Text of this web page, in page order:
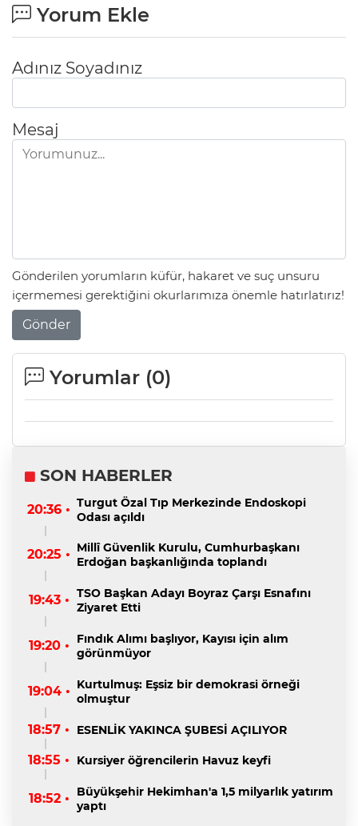
Yorum Ekle
Adınız Soyadınız
Mesaj
Gönderilen yorumların küfür, hakaret ve suç unsuru
içermemesi gerektiğini okurlarımıza önemle hatırlatırız!
Gönder
Yorumlar (0)
SON HABERLER
20:36 • Turgut Özal Tıp Merkezinde Endoskopi
Odası açıldı
20:25 • Millî Güvenlik Kurulu, Cumhurbaşkanı
Erdoğan başkanlığında toplandı
19:43 • TSO Başkan Adayı Boyraz Çarşı Esnafını
Ziyaret Etti
19:20 •
Fındık Alımı başlıyor, Kayısı için alım
görünmüyor
19:04 • Kurtulmuş: Eşsiz bir demokrasi örneği
olmuştur
18:57 • ESENLİK YAKINCA ŞUBESİ AÇILIYOR
18:55 • Kursiyer öğrencilerin Havuz keyfi
18:52 •
Büyükşehir Hekimhan'a 1,5 milyarlık yatırım
yaptı